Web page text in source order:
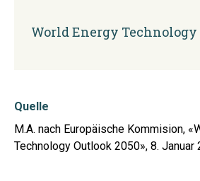
World Energy Technology
Quelle
M.A. nach Europäische Kommision,
Technology Outlook 2050», 8. Januar